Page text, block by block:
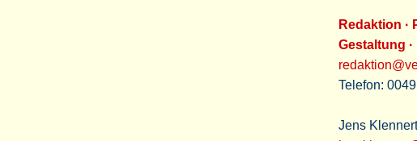
Redaktion ·
Gestaltung
Telefon:
Jens Klennert